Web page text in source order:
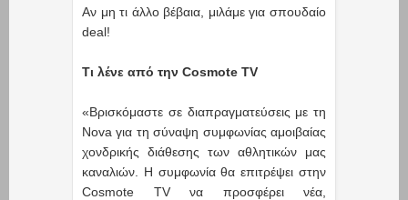
Αν μη τι άλλο βέβαια, μιλάμε για σπουδαίο
deal!
Τι λένε από την Cosmote TV
«Βρισκόμαστε σε διαπραγματεύσεις με τη
Nova για τη σύναψη συμφωνίας αμοιβαίας
χονδρικής διάθεσης των αθλητικών μας
καναλιών. Η συμφωνία θα επιτρέψει στην
Cosmote TV να προσφέρει νέα,